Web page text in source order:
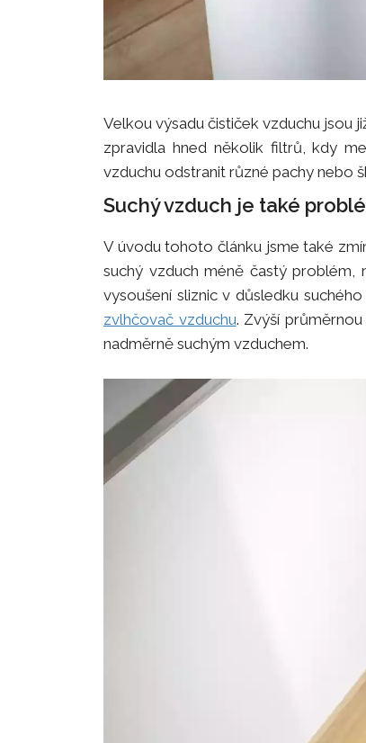
Velkou výsadu čističek vzduchu jsou
zpravidla hned několik filtrů, kdy
vzduchu odstranit různé pachy nebo
Suchý vzduch je také
V úvodu tohoto článku jsme také
suchý vzduch méně častý problém,
vysoušení sliznic v důsledku
zvlhčovač vzduchu. Zvýší
nadměrně suchým vzduchem.